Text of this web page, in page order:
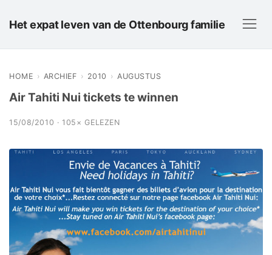
Het expat leven van de Ottenbourg familie
HOME › ARCHIEF › 2010 › AUGUSTUS
Air Tahiti Nui tickets te winnen
15/08/2010 · 105× GELEZEN